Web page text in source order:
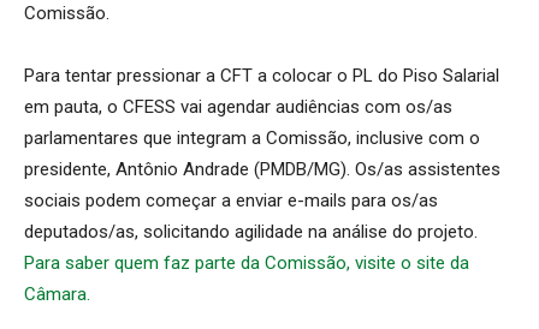
Comissão.
Para tentar pressionar a CFT a colocar o PL do Piso Salarial
em pauta, o CFESS vai agendar audiências com os/as
parlamentares que integram a Comissão, inclusive com o
presidente, Antônio Andrade (PMDB/MG). Os/as assistentes
sociais podem começar a enviar e-mails para os/as
deputados/as, solicitando agilidade na análise do projeto.
Para saber quem faz parte da Comissão, visite o site da
Câmara.